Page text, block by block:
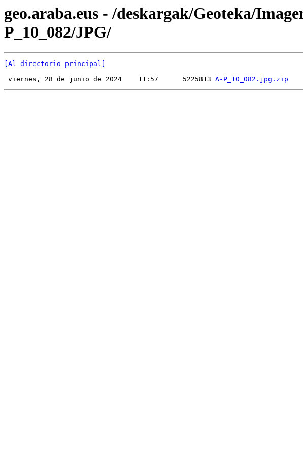
geo.araba.eus - /deskargak/Geoteka/
P_10_082/JPG/
[Al directorio principal]
viernes, 28 de junio de 2024    11:57      5225813 A-P_10_082.jpg.zip